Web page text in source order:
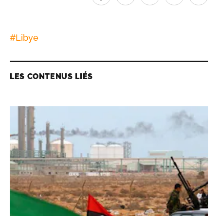
#Libye
LES CONTENUS LIÉS